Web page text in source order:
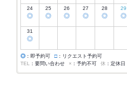
24
◎
25
◎
26
◎
27
◎
28
◎
29
◎
31
◎
◎ ：即予約可 □ ：リクエスト予約可
TEL
：要問い合わせ × ：予約不可 休 ：定休日